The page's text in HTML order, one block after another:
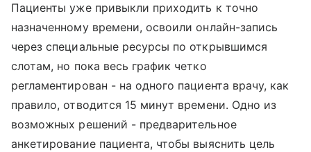
Пациенты уже привыкли приходить к точно
назначенному времени, освоили онлайн-запись
через специальные ресурсы по открывшимся
слотам, но пока весь график четко
регламентирован - на одного пациента врачу, как
правило, отводится 15 минут времени. Одно из
возможных решений - предварительное
анкетирование пациента, чтобы выяснить цель